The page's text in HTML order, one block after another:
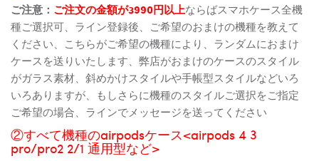
ご注意： ご注文の金額が3990円以上ならばスマホケース全機
種ご選択可、ライン登録後、ご希望のおまけの機種を教えて
ください、こちらがご希望の機種により、ランダムにおまけ
ケースを送りいたします、弊店がおまけのケースのスタイル
がガラス素材、斜めかけスタイルや手帳型スタイルなどいろ
いろありますが、もしさらに機種のスタイルご選択をご指定
ご希望の場合、ラインでメッセージを送ってください
②すべて機種のairpodsケース<airpods 4 3
pro/pro2 2/1 通用型など>